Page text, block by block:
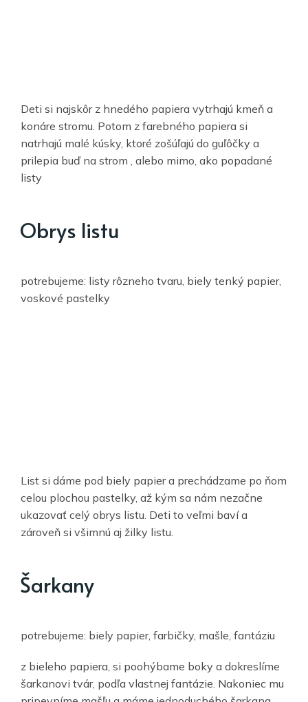
Deti si najskôr z hnedého papiera vytrhajú kmeň a
konáre stromu. Potom z farebného papiera si
natrhajú malé kúsky, ktoré zošúľajú do guľôčky a
prilepia buď na strom , alebo mimo, ako popadané
listy
Obrys listu
potrebujeme: listy rôzneho tvaru, biely tenký papier,
voskové pastelky
List si dáme pod biely papier a prechádzame po ňom
celou plochou pastelky, až kým sa nám nezačne
ukazovať celý obrys listu. Deti to veľmi baví a
zároveň si všimnú aj žilky listu.
Šarkany
potrebujeme: biely papier, farbičky, mašle, fantáziu
z bieleho papiera, si poohýbame boky a dokreslíme
šarkanovi tvár, podľa vlastnej fantázie. Nakoniec mu